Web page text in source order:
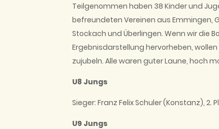
Teilgenommen haben 38 Kinder und
befreundeten Vereinen aus Emmingen,
Stockach und Überlingen. Wenn wir die
Ergebnisdarstellung hervorheben,
zujubeln. Alle waren guter Laune, hoch
U8 Jungs
Sieger: Franz Felix Schuler (Konstanz),
U9 Jungs